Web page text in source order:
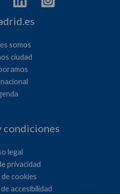
somos
ciudad
condiciones
legal
privacidad
cookies
accesibilidad